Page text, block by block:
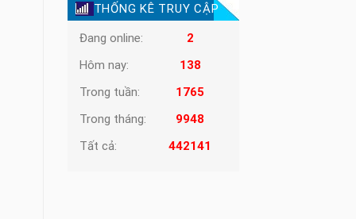
THỐNG KÊ TRUY CẬP
Đang online:
2
Hôm nay:
138
Trong tuần:
1765
Trong tháng:
9948
Tất cả:
442141